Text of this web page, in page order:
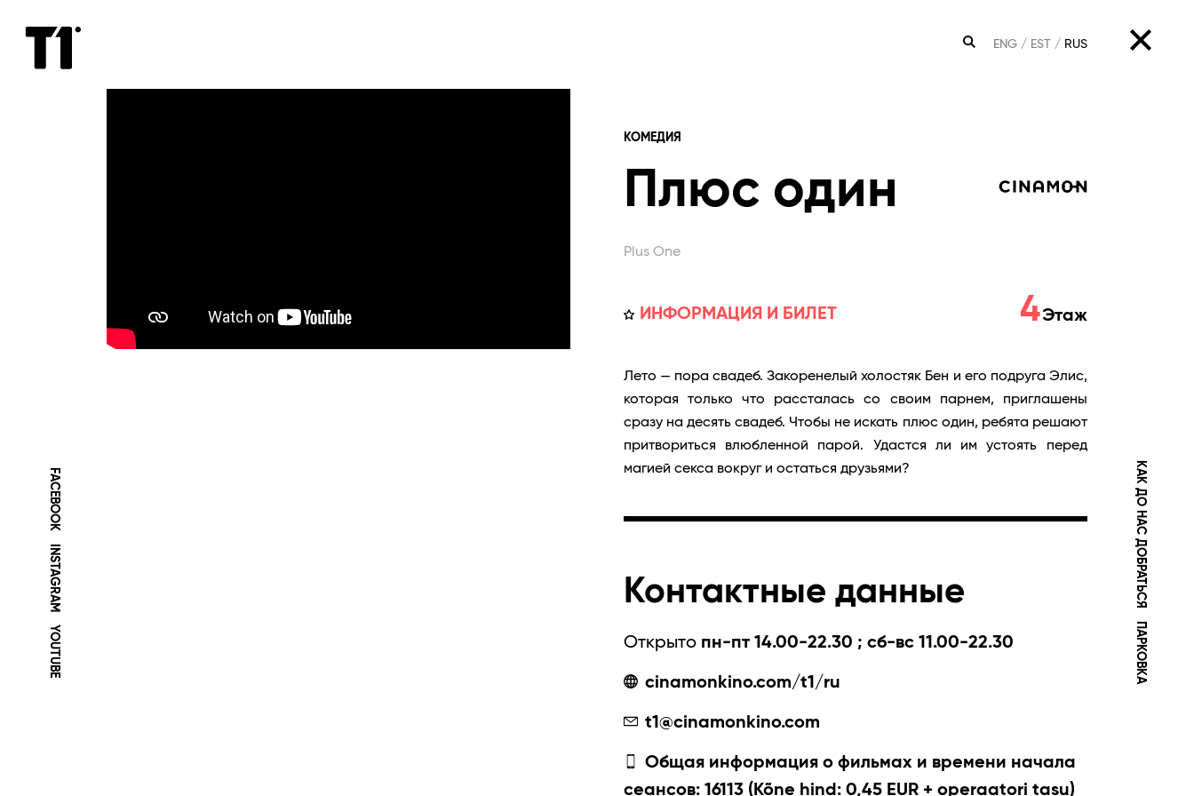
ПОИСК
ENG EST RUS
FACEBOOK
INSTAGRAM
YOUTUBE
КАК ДО НАС ДОБРАТЬСЯ
ПАРКОВКА
КОМЕДИЯ
Плюс один
Plus One
ИНФОРМАЦИЯ И БИЛЕТ 4Этаж
Лето — пора свадеб. Закоренелый холостяк Бен и его подруга Элис,
которая только что рассталась со своим парнем, приглашены
сразу на десять свадеб. Чтобы не искать плюс один, ребята решают
притвориться влюбленной парой. Удастся ли им устоять перед
магией секса вокруг и остаться друзьями?
Контактные данные
Открыто пн-пт 14.00-22.30 ; сб-вс 11.00-22.30
cinamonkino.com/t1/ru
t1@cinamonkino.com
Общая информация о фильмах и времени начала
сеансов: 16113 (Kõne hind: 0,45 EUR + operaatori tasu)